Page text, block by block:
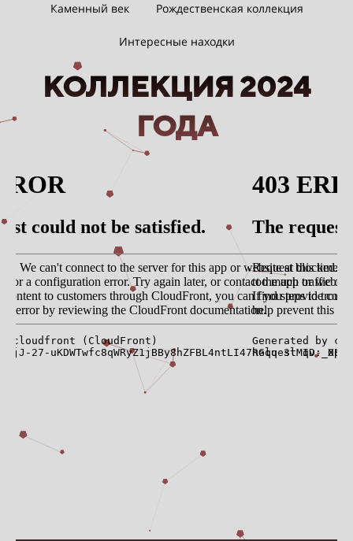
Каменный век Рождественская коллекция
Интересные находки
КОЛЛЕКЦИЯ 2024
ГОДА